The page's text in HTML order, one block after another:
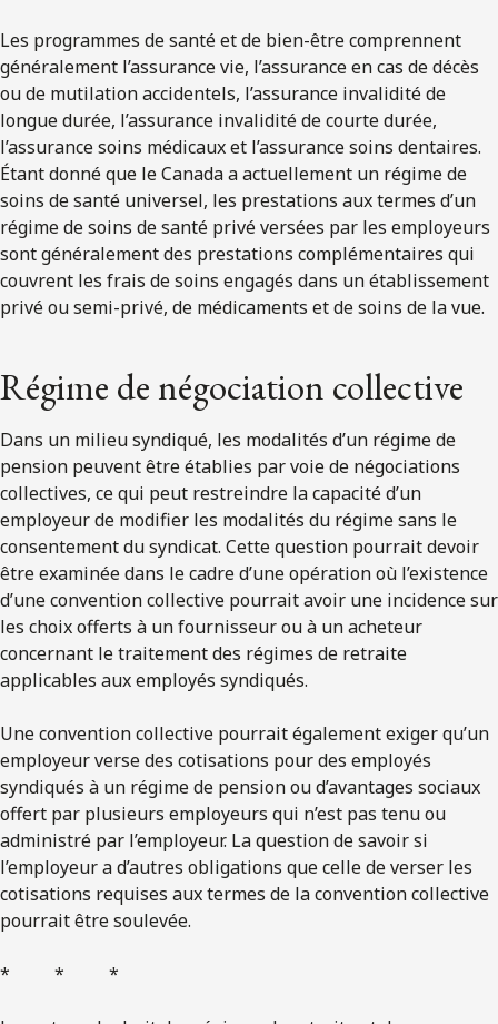
Les programmes de santé et de bien-être comprennent
généralement l’assurance vie, l’assurance en cas de décès
ou de mutilation accidentels, l’assurance invalidité de
longue durée, l’assurance invalidité de courte durée,
l’assurance soins médicaux et l’assurance soins dentaires.
Étant donné que le Canada a actuellement un régime de
soins de santé universel, les prestations aux termes d’un
régime de soins de santé privé versées par les employeurs
sont généralement des prestations complémentaires qui
couvrent les frais de soins engagés dans un établissement
privé ou semi-privé, de médicaments et de soins de la vue.
Régime de négociation collective
Dans un milieu syndiqué, les modalités d’un régime de
pension peuvent être établies par voie de négociations
collectives, ce qui peut restreindre la capacité d’un
employeur de modifier les modalités du régime sans le
consentement du syndicat. Cette question pourrait devoir
être examinée dans le cadre d’une opération où l’existence
d’une convention collective pourrait avoir une incidence sur
les choix offerts à un fournisseur ou à un acheteur
concernant le traitement des régimes de retraite
applicables aux employés syndiqués.
Une convention collective pourrait également exiger qu’un
employeur verse des cotisations pour des employés
syndiqués à un régime de pension ou d’avantages sociaux
offert par plusieurs employeurs qui n’est pas tenu ou
administré par l’employeur. La question de savoir si
l’employeur a d’autres obligations que celle de verser les
cotisations requises aux termes de la convention collective
pourrait être soulevée.
* * *